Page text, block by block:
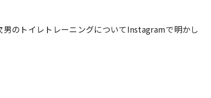
のトイレトレーニングについてInstagramで明かし